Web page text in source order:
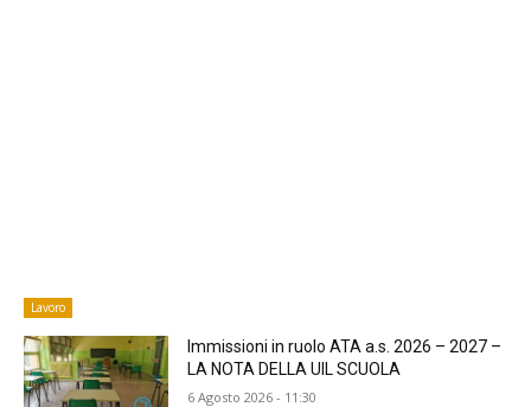
Lavoro
Immissioni in ruolo ATA a.s. 2026 – 2027 –
LA NOTA DELLA UIL SCUOLA
6 Agosto 2026 - 11:30